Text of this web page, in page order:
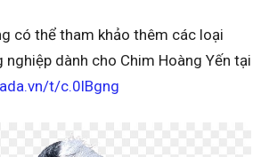
có thể tham khảo thêm các loại
dành cho Chim Hoàng Yến tại
t/c.0lBgng